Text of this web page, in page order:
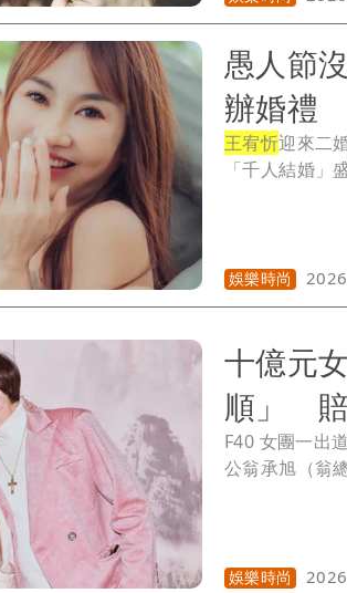
愚人節
辦婚禮
王宥忻迎來二
「千人結婚」
娛樂時尚
十億元
順」 賠
F40 女團一出
公翁承旭（翁
娛樂時尚